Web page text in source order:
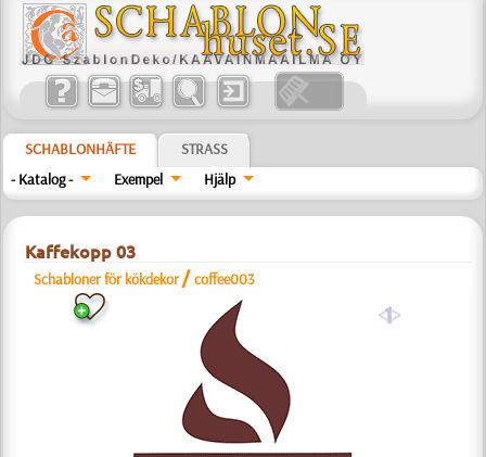
SCHABLONHÄFTE
STRASS
- Katalog -
Exempel Hjälp
Kaffekopp 03
Schabloner för kökdekor /coffee003
a